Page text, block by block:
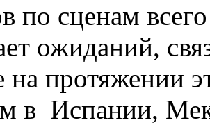
по сценам
ожиданий,
на протяжении
в Испании,